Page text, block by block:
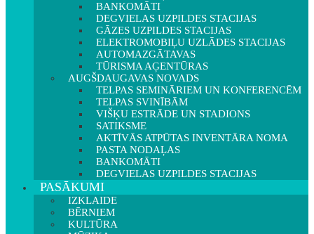
BANKOMĀTI
DEGVIELAS UZPILDES STACIJAS
GĀZES UZPILDES STACIJAS
ELEKTROMOBIĻU UZLĀDES STACIJAS
AUTOMAZGĀTAVAS
TŪRISMA AĢENTŪRAS
AUGŠDAUGAVAS NOVADS
TELPAS SEMINĀRIEM UN KONFERENCĒM
TELPAS SVINĪBĀM
VIŠĶU ESTRĀDE UN STADIONS
SATIKSME
AKTĪVĀS ATPŪTAS INVENTĀRA NOMA
PASTA NODAĻAS
BANKOMĀTI
DEGVIELAS UZPILDES STACIJAS
PASĀKUMI
IZKLAIDE
BĒRNIEM
KULTŪRA